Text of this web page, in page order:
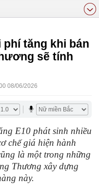
phí tăng khi bán
sẽ tính
08/06/2026
E10 phát sinh nhiều
chế giá hiện hành
là một trong những
Thương xây dựng
này.